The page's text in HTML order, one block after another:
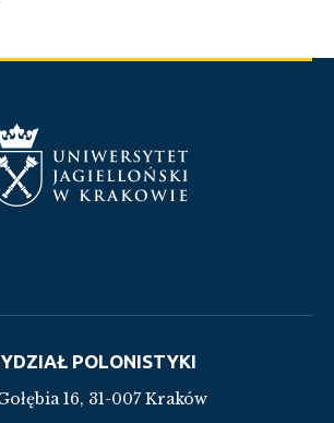
POLONISTYKI
16, 31-007 Kraków